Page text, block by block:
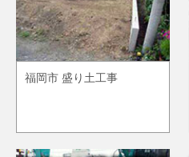
福岡市 盛り土工事